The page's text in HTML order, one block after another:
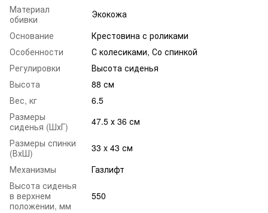
Материал
обивки
Экокожа
Основание
Крестовина с роликами
Особенности
С колесиками, Со спинкой
Регулировки
Высота сиденья
Высота
88 см
Вес, кг
6.5
Размеры
сиденья (ШхГ)
47.5 х 36 см
Размеры спинки
(ВхШ)
33 x 43 см
Механизмы
Газлифт
Высота сиденья
в верхнем
положении, мм
550